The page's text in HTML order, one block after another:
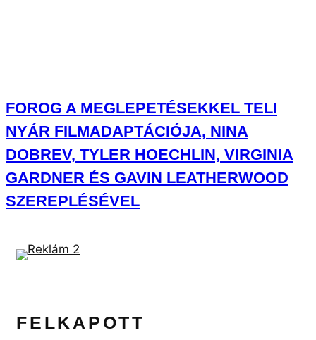
FOROG A MEGLEPETÉSEKKEL TELI
NYÁR FILMADAPTÁCIÓJA, NINA
DOBREV, TYLER HOECHLIN, VIRGINIA
GARDNER ÉS GAVIN LEATHERWOOD
SZEREPLÉSÉVEL
FELKAPOTT